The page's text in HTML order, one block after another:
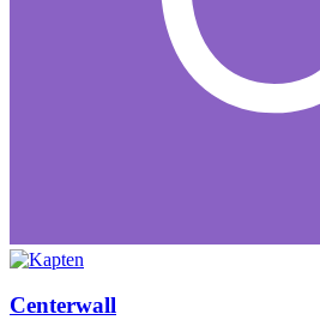
Centerwall